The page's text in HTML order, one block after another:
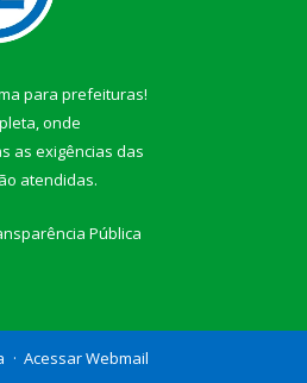
para prefeituras!
onde
as exigências das
atendidas.
Pública
Acessar Webmail